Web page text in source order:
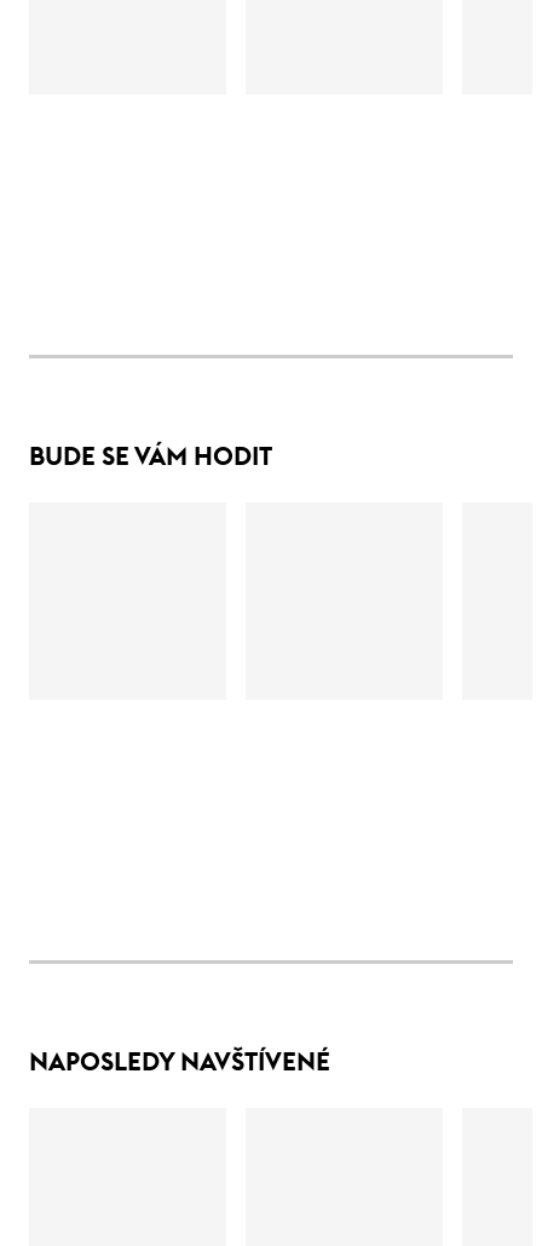
BUDE SE VÁM HODIT
NAPOSLEDY NAVŠTÍVENÉ